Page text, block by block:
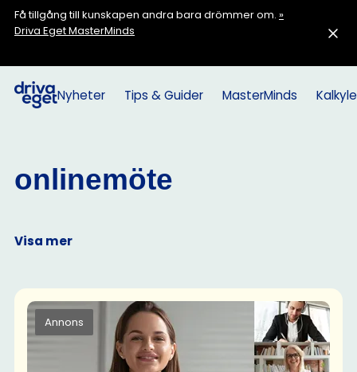
Få tillgång till kunskapen andra bara drömmer om. »
Driva Eget MasterMinds
Nyheter Tips & Guider MasterMinds
onlinemöte
Visa mer
Annons